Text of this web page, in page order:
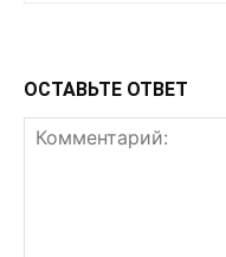
ОСТАВЬТЕ ОТВЕТ